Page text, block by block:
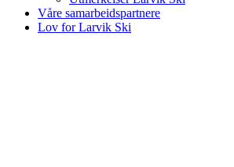
Våre samarbeidspartnere
Lov for Larvik Ski